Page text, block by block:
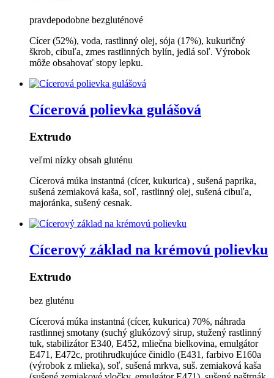
pravdepodobne bezgluténové
Cícer (52%), voda, rastlinný olej, sója (17%), kukuričný
škrob, cibuľa, zmes rastlinných bylín, jedlá soľ. Výrobok
môže obsahovať stopy lepku.
Cícerová polievka gulášová
Extrudo
veľmi nízky obsah gluténu
Cícerová múka instantná (cícer, kukurica) , sušená paprika,
sušená zemiaková kaša, soľ, rastlinný olej, sušená cibuľa,
majoránka, sušený cesnak.
Cícerový základ na krémovú polievku
Extrudo
bez gluténu
Cícerová múka instantná (cícer, kukurica) 70%, náhrada
rastlinnej smotany (suchý glukózový sirup, stužený rastlinný
tuk, stabilizátor E340, E452, mliečna bielkovina, emulgátor
E471, E472c, protihrudkujúce činidlo (E431, farbivo E160a
(výrobok z mlieka), soľ, sušená mrkva, suš. zemiaková kaša